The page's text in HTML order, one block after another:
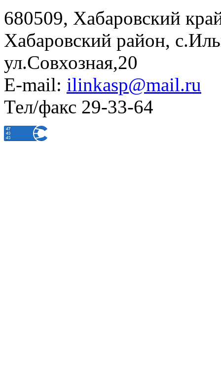
680509, Хабаровский
Хабаровский район,
ул.Совхозная,20
E-mail: ilinkasp@mail.ru
Тел/факс 29-33-64